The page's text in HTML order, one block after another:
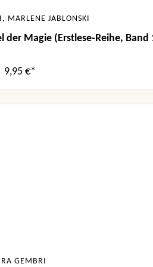
MARLENE JABLONSKI
der Magie (Erstlese-Reihe, Band
9,95 €*
GEMBRI